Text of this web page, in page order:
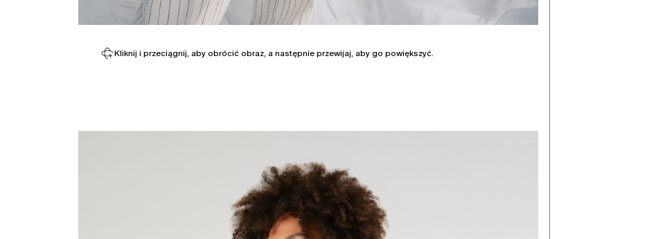
Kliknij i przeciągnij, aby obrócić obraz, a następnie przewijaj, aby go powiększyć.